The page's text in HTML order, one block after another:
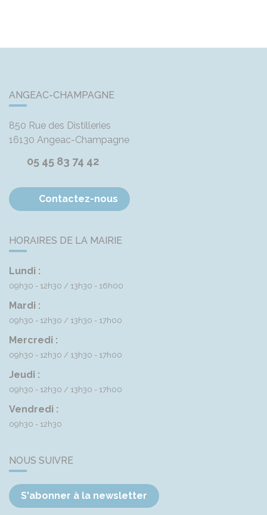
ANGEAC-CHAMPAGNE
850 Rue des Distilleries
16130 Angeac-Champagne
05 45 83 74 42
Contactez-nous
HORAIRES DE LA MAIRIE
Lundi :
09h30 - 12h30 13h30 - 16h00
Mardi :
09h30 - 12h30 13h30 - 17h00
Mercredi :
09h30 - 12h30 13h30 - 17h00
Jeudi :
09h30 - 12h30 13h30 - 17h00
Vendredi :
09h30 - 12h30
NOUS SUIVRE
S'abonner à la newsletter